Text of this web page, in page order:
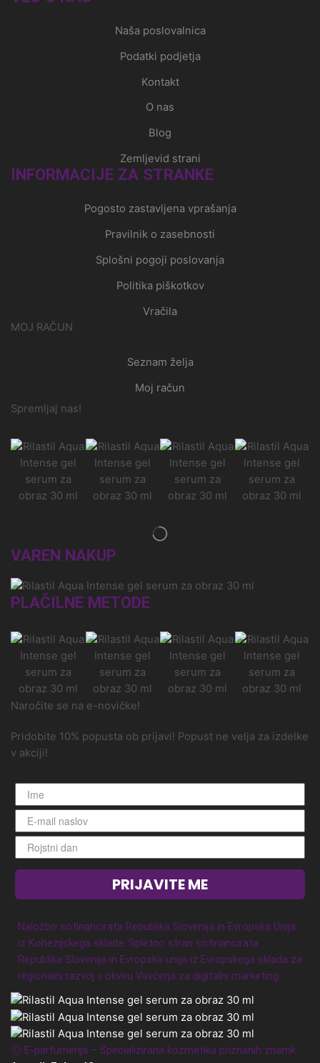
Naša poslovalnica
Podatki podjetja
Kontakt
O nas
Blog
Zemljevid strani
INFORMACIJE ZA STRANKE
Pogosto zastavljena vprašanja
Pravilnik o zasebnosti
Splošni pogoji poslovanja
Politika piškotkov
Vračila
MOJ RAČUN
Seznam želja
Moj račun
Spremljaj nas!
VAREN NAKUP
PLAČILNE METODE
Naročite se na e-novičke!
Pridobite 10% popusta ob prijavi! Popust ne velja za izdelke
v akciji!
PRIJAVITE ME
Naložbo sofinancirata Republika Slovenija in Evropska Unija
iz Kohezijskega sklada. Spletno stran sofinancirata
Republika Slovenija in Evropska unija iz Evropskega sklada za
regionalni razvoj v okviru Vavčerja za digitalni marketing.
Ⓒ E-parfumerija – Specializirana kozmetika priznanih znamk.